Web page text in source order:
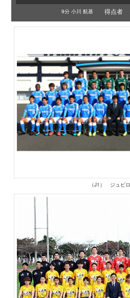
9分 小川 航基 得点者
（J1） ジュビ